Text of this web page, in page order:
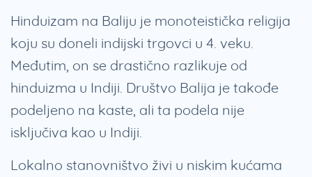
Hinduizam na Baliju je monoteistička religija
koju su doneli indijski trgovci u 4. veku.
Međutim, on se drastično razlikuje od
hinduizma u Indiji. Društvo Balija je takođe
podeljeno na kaste, ali ta podela nije
isključiva kao u Indiji.
Lokalno stanovništvo živi u niskim kućama